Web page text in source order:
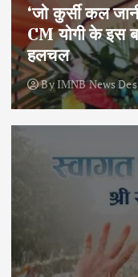
‘जो कुर्सी कल
CM योगी के इस
हलचल
ByIMNB News